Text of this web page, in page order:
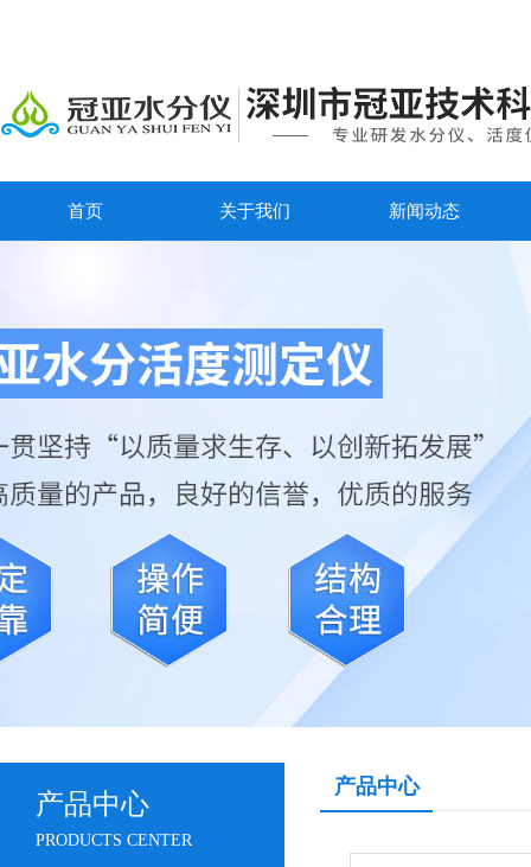
首页 关于我们 新闻动态
产品中心
PRODUCTS CENTER
产品中心